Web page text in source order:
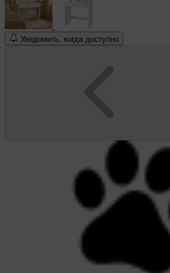
Уведомить, когда доступно